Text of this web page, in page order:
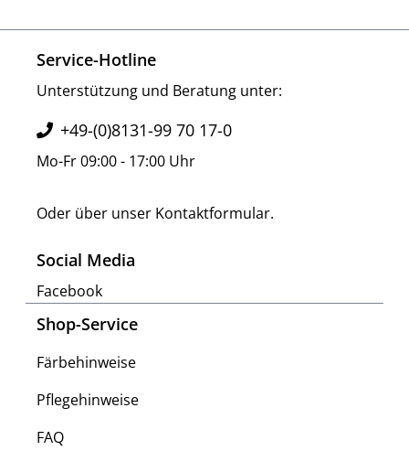
Service-Hotline
Unterstützung und Beratung unter:
+49-(0)8131-99 70 17-0
Mo-Fr 09:00 - 17:00 Uhr
Oder über unser Kontaktformular.
Social Media
Facebook
Shop-Service
Färbehinweise
Pflegehinweise
FAQ